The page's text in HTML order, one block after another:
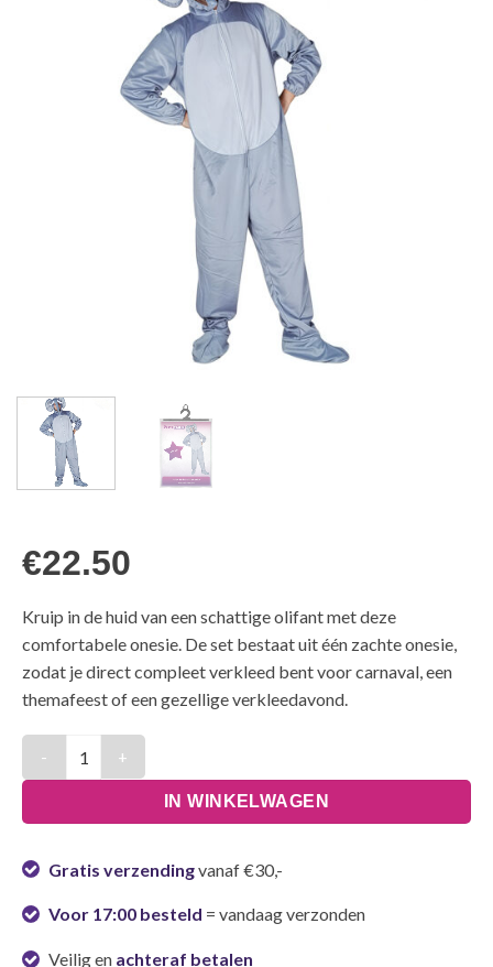
€22.50
Kruip in de huid van een schattige olifant met deze
comfortabele onesie. De set bestaat uit één zachte onesie,
zodat je direct compleet verkleed bent voor carnaval, een
themafeest of een gezellige verkleedavond.
IN WINKELWAGEN
Gratis verzendingvanaf €30,-
Voor 17:00 besteld = vandaag verzonden
Veilig en achteraf betalen